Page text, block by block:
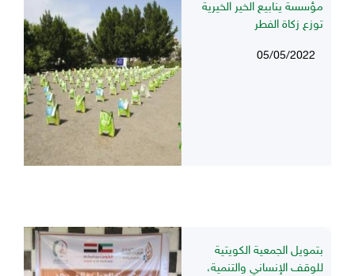
مؤسسة ينابيع الخير الخيرية
توزع زكاة الفطر
05/05/2022
بتمويل الجمعية الكويتية
للوقف الإنساني والتنمية،